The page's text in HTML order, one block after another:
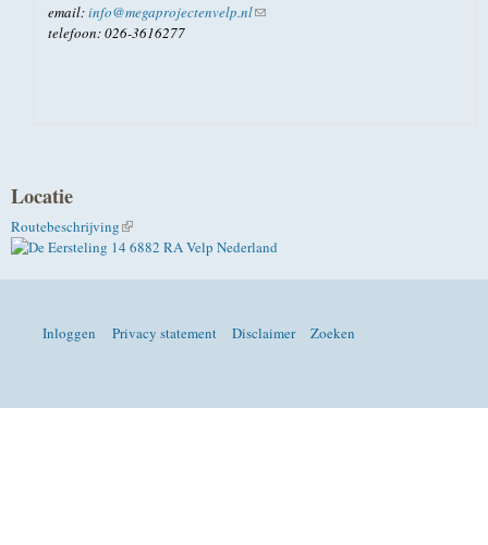
email:info@megaprojectenvelp.nl(link stuurt een e-mail)
telefoon: 026-3616277
Locatie
Routebeschrijving(externe link)
Inloggen Privacy statement Disclaimer Zoeken